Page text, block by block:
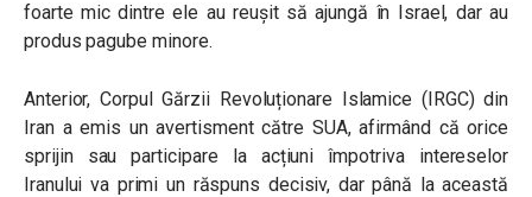
foarte mic dintre ele au reușit să ajungă în Israel, dar au
produs pagube minore.
Anterior, Corpul Gărzii Revoluționare Islamice (IRGC) din
Iran a emis un avertisment către SUA, afirmând că orice
sprijin sau participare la acțiuni împotriva intereselor
Iranului va primi un răspuns decisiv, dar până la această